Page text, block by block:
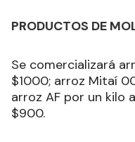
PRODUCTOS DE
Se comercializará
$1000; arroz Mitaí
arroz AF por un kilo
$900.